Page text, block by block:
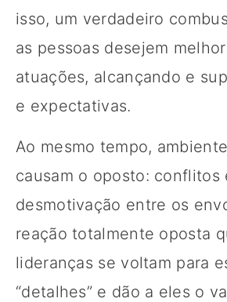
isso, um verdadeiro
as pessoas desejem
atuações, alcançando e
e expectativas.
Ao mesmo tempo,
causam o oposto: conflitos
desmotivação entre os
reação totalmente oposta
lideranças se voltam para
“detalhes” e dão a eles o